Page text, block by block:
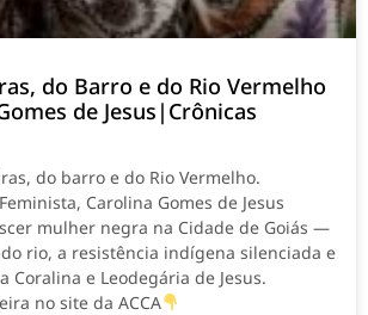
do Barro e do Rio Vermelho
de Jesus|Crônicas
do barro e do Rio Vermelho.
Carolina Gomes de Jesus
mulher negra na Cidade de Goiás —
rio, a resistência indígena silenciada e
Coralina e Leodegária de Jesus.
no site da ACCA